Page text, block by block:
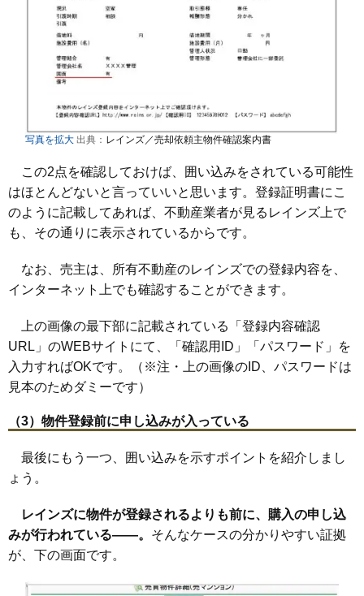
写真を拡大 出典： レインズ／売却依頼主物件確認案内書
この2点を確認しておけば、囲い込みをされている可能性
はほとんどないと言っていいと思います。登録証明書にこ
のように記載してあれば、不動産業者が見るレインズ上で
も、その通りに表示されているからです。
なお、売主は、所有不動産のレインズでの登録内容を、
インターネット上でも確認することができます。
上の画像の最下部に記載されている「登録内容確認
URL」のWEBサイトにて、「確認用ID」「パスワード」を
入力すればOKです。（※注・上の画像のID、パスワードは
見本のためダミーです）
（3）物件登録前に申し込みが入っている
最後にもう一つ、囲い込みを示すポイントを紹介しまし
ょう。
レインズに物件が登録されるよりも前に、購入の申し込
みが行われている——。 そんなケースの分かりやすい証拠
が、下の画面です。